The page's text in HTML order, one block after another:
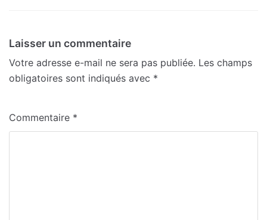
Laisser un commentaire
Votre adresse e-mail ne sera pas publiée. Les champs
obligatoires sont indiqués avec *
Commentaire *